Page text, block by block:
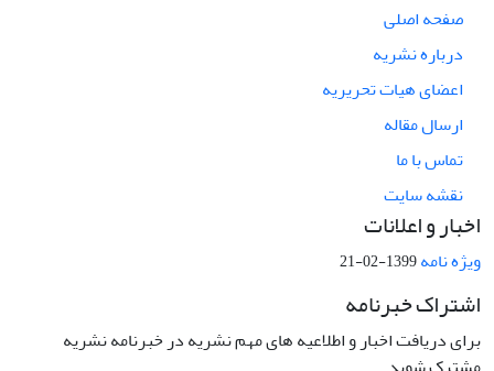
صفحه اصلی
درباره نشریه
اعضای هیات تحریریه
ارسال مقاله
تماس با ما
نقشه سایت
اخبار و اعلانات
ویژه نامه1399-02-21
اشتراک خبرنامه
برای دریافت اخبار و اطلاعیه های مهم نشریه در خبرنامه نشریه